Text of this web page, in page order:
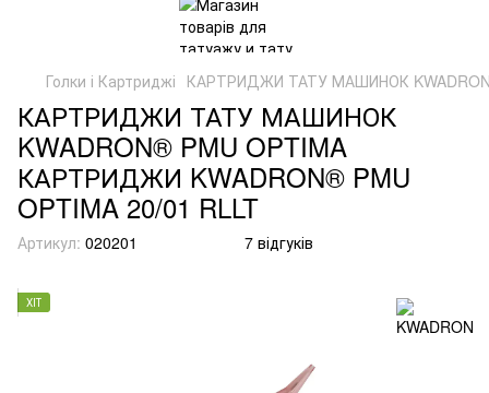
Голки і Картриджі КАРТРИДЖИ ТАТУ МАШИНОК
КАРТРИДЖИ ТАТУ МАШИНОК
KWADRON® PMU OPTIMA
КАРТРИДЖИ KWADRON® PMU
OPTIMA 20/01 RLLT
Артикул: 020201 7 відгуків
ХІТ